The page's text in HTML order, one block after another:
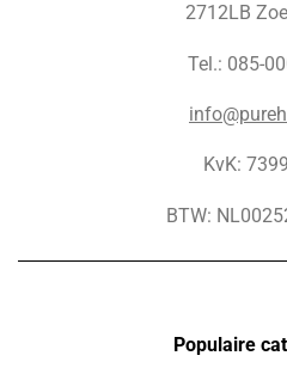
2712LB
Tel.: 085-
KvK:
BTW:
Populaire c